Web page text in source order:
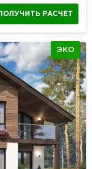
ПОЛУЧИТЬ РАСЧЕТ
ЭКО